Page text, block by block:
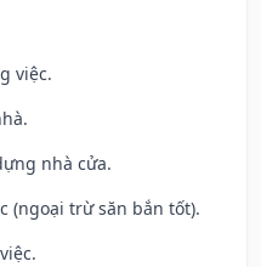
việc.
nhà cửa.
(ngoại trừ săn bắn tốt).